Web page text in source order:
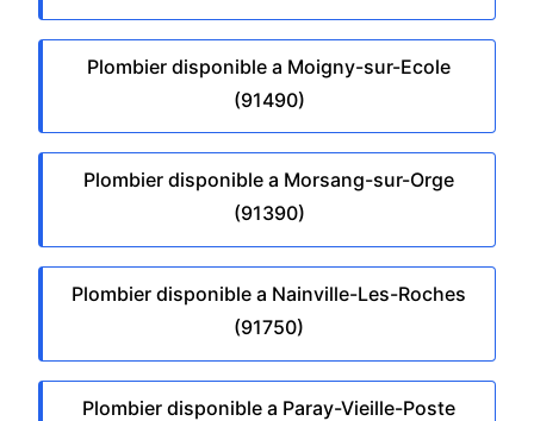
Plombier disponible a Moigny-sur-Ecole
(91490)
Plombier disponible a Morsang-sur-Orge
(91390)
Plombier disponible a Nainville-Les-Roches
(91750)
Plombier disponible a Paray-Vieille-Poste